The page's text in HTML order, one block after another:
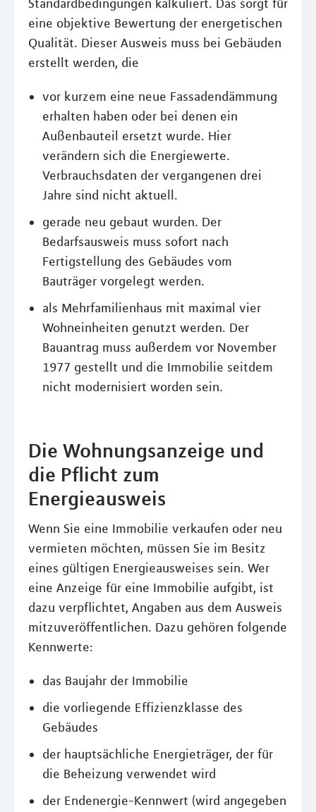
Standardbedingungen kalkuliert. Das sorgt für
eine objektive Bewertung der energetischen
Qualität. Dieser Ausweis muss bei Gebäuden
erstellt werden, die
vor kurzem eine neue Fassadendämmung
erhalten haben oder bei denen ein
Außenbauteil ersetzt wurde. Hier
verändern sich die Energiewerte.
Verbrauchsdaten der vergangenen drei
Jahre sind nicht aktuell.
gerade neu gebaut wurden. Der
Bedarfsausweis muss sofort nach
Fertigstellung des Gebäudes vom
Bauträger vorgelegt werden.
als Mehrfamilienhaus mit maximal vier
Wohneinheiten genutzt werden. Der
Bauantrag muss außerdem vor November
1977 gestellt und die Immobilie seitdem
nicht modernisiert worden sein.
Die Wohnungsanzeige und
die Pflicht zum
Energieausweis
Wenn Sie eine Immobilie verkaufen oder neu
vermieten möchten, müssen Sie im Besitz
eines gültigen Energieausweises sein. Wer
eine Anzeige für eine Immobilie aufgibt, ist
dazu verpflichtet, Angaben aus dem Ausweis
mitzuveröffentlichen. Dazu gehören folgende
Kennwerte:
das Baujahr der Immobilie
die vorliegende Effizienzklasse des
Gebäudes
der hauptsächliche Energieträger, der für
die Beheizung verwendet wird
der Endenergie-Kennwert (wird angegeben